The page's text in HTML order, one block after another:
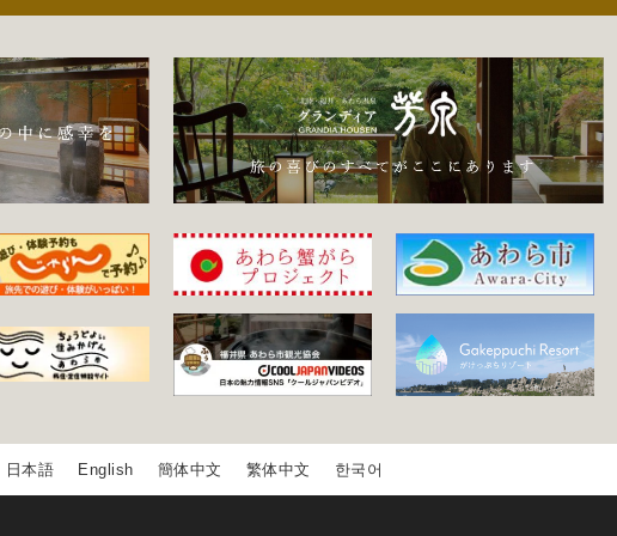
日本語 English 簡体中文 繁体中文 한국어